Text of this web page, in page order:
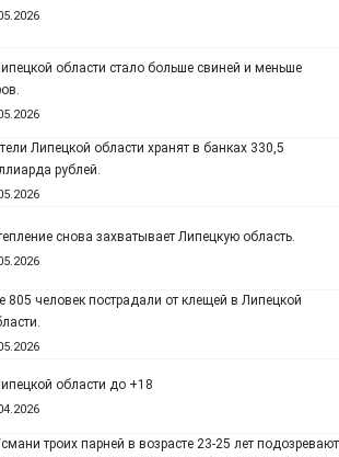
области стало больше свиней и меньше
Липецкой области хранят в банках 330,5
рублей.
снова захватывает Липецкую область.
805 человек пострадали от клещей в Липецкой
области до +18
троих парней в возрасте 23-25 лет подозревают